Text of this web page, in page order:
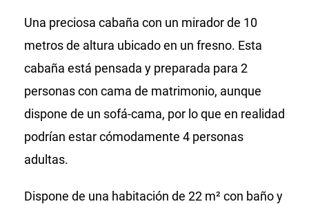
Una preciosa cabaña con un mirador de 10
metros de altura ubicado en un fresno. Esta
cabaña está pensada y preparada para 2
personas con cama de matrimonio, aunque
dispone de un sofá-cama, por lo que en realidad
podrían estar cómodamente 4 personas
adultas.
Dispone de una habitación de 22 m² con baño y